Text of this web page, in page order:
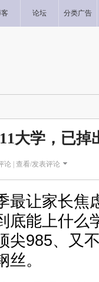
论坛 分类广告
大学，已掉
论 | 查看/发表评论
最让家长焦
底能上什么
尖985、又
。